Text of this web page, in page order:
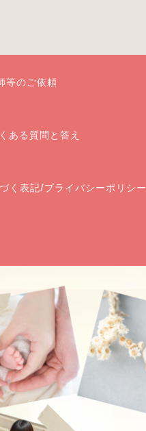
等のご依頼
ある質問と答え
く表記/プライバシーポリシー